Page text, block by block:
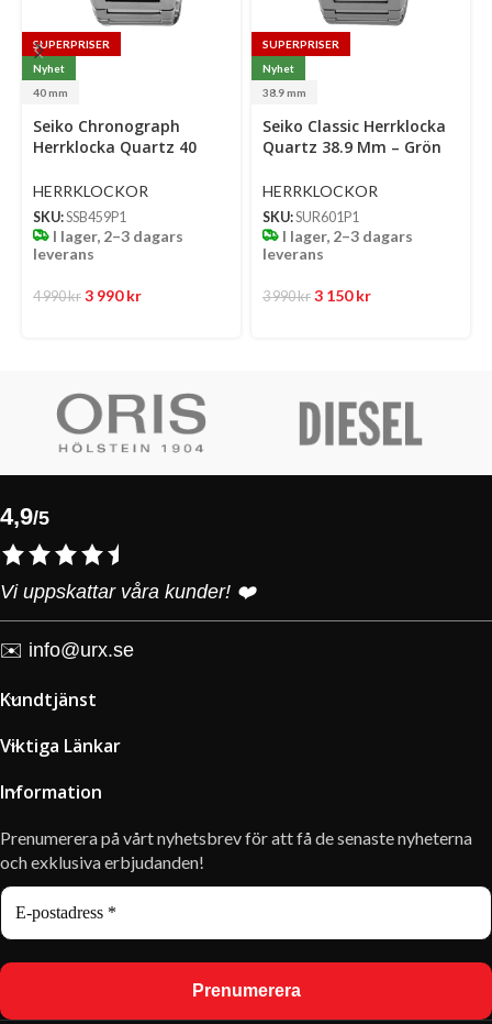
SUPERPRISER
Nyhet
40 mm
options
Seiko Chronograph
Herrklocka Quartz 40
Urtavla Med Stållänk
HERRKLOCKOR
SKU:SSB459P1
I lager, 2–3 dagars
leverans
4 990kr 3 990kr
SUPERPRISER
Nyhet
38.9 mm
options
Seiko Classic Herrklocka
Quartz 38.9 Mm – Grön
Stållänk
HERRKLOCKOR
SKU:SUR601P1
I lager, 2–3 dagars
leverans
3 990kr 3 150kr
4,9/5
Vi uppskattar våra kunder! ❤️
✉️ info@urx.se
Kundtjänst
Viktiga Länkar
Information
Prenumerera på vårt nyhetsbrev för att få de senaste nyheterna
och exklusiva erbjudanden!